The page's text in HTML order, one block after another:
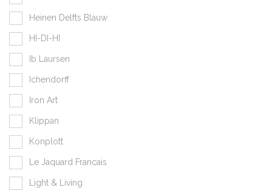
Heinen Delfts Blauw
HI-DI-HI
Ib Laursen
Ichendorff
Iron Art
Klippan
Konplott
Le Jaquard Francais
Light & Living